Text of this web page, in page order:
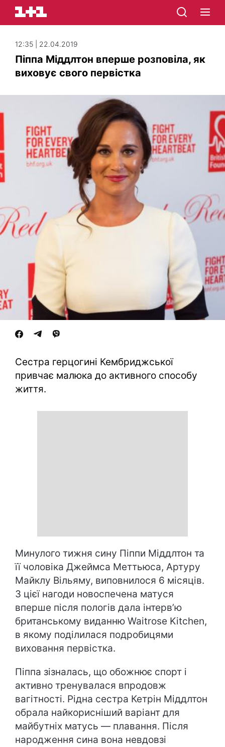
12:35 | 22.04.2019
Піппа Міддлтон вперше розповіла, як
виховує свого первістка
Сестра герцогині Кембриджської
привчає малюка до активного способу
життя.
Минулого тижня сину Піппи Міддлтон та
її чоловіка Джеймса Меттьюса, Артуру
Майклу Вільяму, виповнилося 6 місяців.
З цієї нагоди новоспечена матуся
вперше після пологів дала інтерв’ю
британському виданню Waitrose Kitchen,
в якому поділилася подробицями
виховання первістка.
Піппа зізналась, що обожнює спорт і
активно тренувалася впродовж
вагітності. Рідна сестра Кетрін Міддлтон
обрала найкорисніший варіант для
майбутніх матусь — плавання. Після
народження сина вона невдовзі